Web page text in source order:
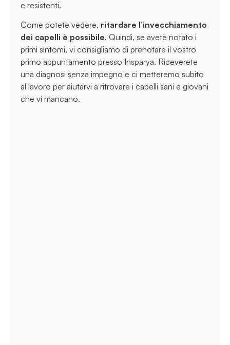
e resistenti.
Come potete vedere, ritardare l’invecchiamento
dei capelli è possibile. Quindi, se avete notato i
primi sintomi, vi consigliamo di prenotare il vostro
primo appuntamento presso Insparya. Riceverete
una diagnosi senza impegno e ci metteremo subito
al lavoro per aiutarvi a ritrovare i capelli sani e giovani
che vi mancano.